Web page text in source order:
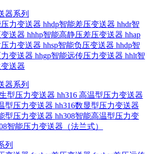
器系列
力变送器 hhdp智能差压变送器 hhdr智
送器 hhhp智能高静压差压变送器 hhap
力变送器 hhsp智能负压变送器 hhdp智
变送器 hhgp智能远传压力变送器 hhlt智
送器
器系列
型压力变送器 hh316 高温型压力变送器
型压力变送器 hh316数显型压力变送器
型压力变送器 hh308智能高温型压力变
智能压力变送器（法兰式）
列